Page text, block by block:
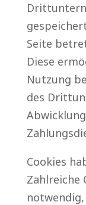
Seite
Diese
Nutzung
des
Cookies
Zahlreiche